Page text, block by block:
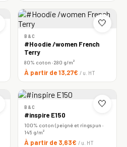
🤍
B&C
#Hoodie /women French
Terry
80% coton · 280 g/m²
À partir de 13,27€ / u. HT
🤍
B&C
#inspire E150
100% coton (peigné et ringspun ·
145 g/m²
À partir de 3,63€ / u. HT